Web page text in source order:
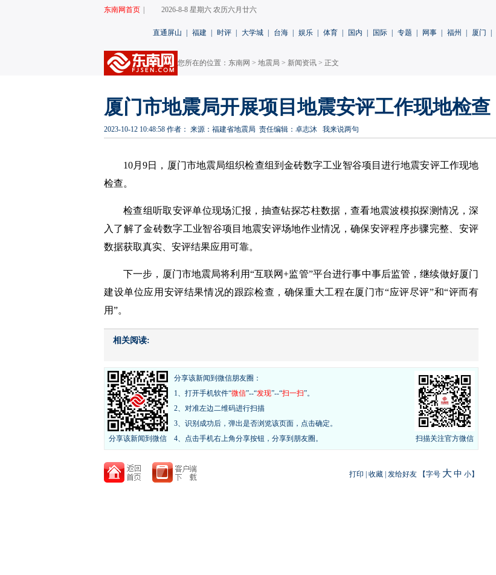
东南网首页 2026-8-8 星期六 农历六月廿六
直通屏山 福建 时评 大学城 台海 娱乐 体育 国内 国际 专题 网事 福州 厦门
您所在的位置： 东南网 > 地震局 > 新闻资讯 > 正文
厦门市地震局开展项目地震安评工作现地检查
2023-10-12 10:48:58 作者： 来源：福建省地震局 责任编辑：卓志沐 我来说两句
10月9日，厦门市地震局组织检查组到金砖数字工业智谷项目进行地震安评工作现地
检查。
检查组听取安评单位现场汇报，抽查钻探芯柱数据，查看地震波模拟探测情况，深
入了解了金砖数字工业智谷项目地震安评场地作业情况，确保安评程序步骤完整、安评
数据获取真实、安评结果应用可靠。
下一步，厦门市地震局将利用“互联网+监管”平台进行事中事后监管，继续做好厦门
建设单位应用安评结果情况的跟踪检查，确保重大工程在厦门市“应评尽评”和“评而有
用”。
相关阅读:
扫描关注官方微信
分享该新闻到微信
分享该新闻到微信朋友圈：
1、打开手机软件“微信”--“发现”--“扫一扫”。
2、对准左边二维码进行扫描
3、识别成功后，弹出是否浏览该页面，点击确定。
4、点击手机右上角分享按钮，分享到朋友圈。
打印 收藏 发给好友 【字号 大 中 小】